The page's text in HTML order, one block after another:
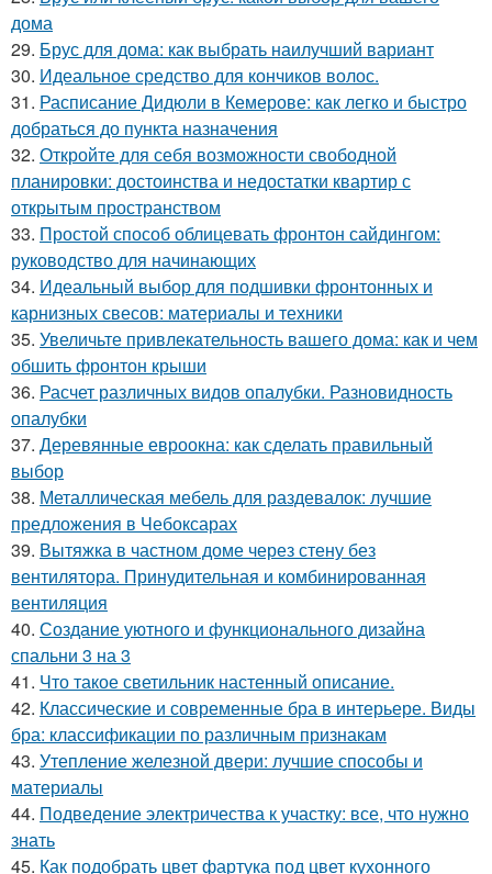
дома
29. Брус для дома: как выбрать наилучший вариант
30. Идеальное средство для кончиков волос.
31. Расписание Дидюли в Кемерове: как легко и быстро
добраться до пункта назначения
32. Откройте для себя возможности свободной
планировки: достоинства и недостатки квартир с
открытым пространством
33. Простой способ облицевать фронтон сайдингом:
руководство для начинающих
34. Идеальный выбор для подшивки фронтонных и
карнизных свесов: материалы и техники
35. Увеличьте привлекательность вашего дома: как и чем
обшить фронтон крыши
36. Расчет различных видов опалубки. Разновидность
опалубки
37. Деревянные евроокна: как сделать правильный
выбор
38. Металлическая мебель для раздевалок: лучшие
предложения в Чебоксарах
39. Вытяжка в частном доме через стену без
вентилятора. Принудительная и комбинированная
вентиляция
40. Создание уютного и функционального дизайна
спальни 3 на 3
41. Что такое светильник настенный описание.
42. Классические и современные бра в интерьере. Виды
бра: классификации по различным признакам
43. Утепление железной двери: лучшие способы и
материалы
44. Подведение электричества к участку: все, что нужно
знать
45. Как подобрать цвет фартука под цвет кухонного